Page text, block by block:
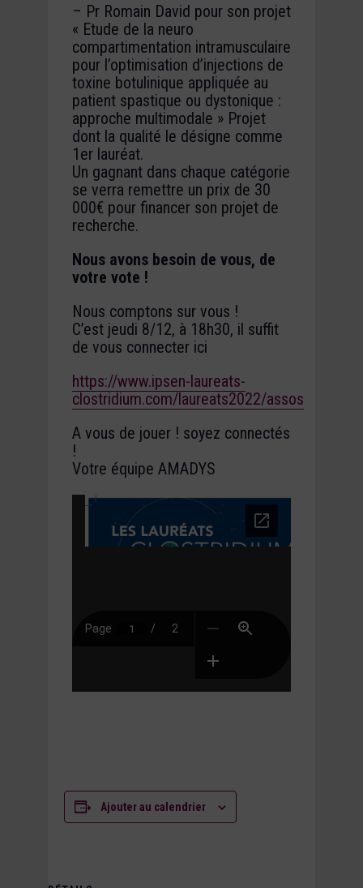
– Pr Romain David pour son projet
« Etude de la neuro
compartimentation intramusculaire
pour l’optimisation d’injections de
toxine botulinique appliquée au
patient spastique ou dystonique :
approche multimodale » Projet
dont la qualité le désigne comme
1er lauréat.
Un gagnant dans chaque catégorie
se verra remettre un prix de 30
000€ pour financer son projet de
recherche.
Nous avons besoin de vous, de
votre vote !
Nous comptons sur vous !
C’est jeudi 8/12, à 18h30, il suffit
de vous connecter ici
https://www.ipsen-laureats-
clostridium.com/laureats2022/assos
A vous de jouer ! soyez connectés
!
Votre équipe AMADYS
Ajouter au calendrier